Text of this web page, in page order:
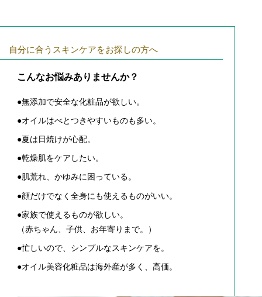
自分に合うスキンケアをお探しの方へ
こんなお悩みありませんか？
●無添加で安全な化粧品が欲しい。
●オイルはべとつきやすいものも多い。
●夏は日焼けが心配。
●乾燥肌をケアしたい。
●肌荒れ、かゆみに困っている。
●顔だけでなく全身にも使えるものがいい。
●家族で使えるものが欲しい。
（赤ちゃん、子供、お年寄りまで。）
●忙しいので、シンプルなスキンケアを。
●オイル美容化粧品は海外産が多く、高価。